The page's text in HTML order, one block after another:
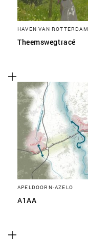
HAVEN VAN ROTTERDAM
Theemswegtracé
APELDOORN-AZELO
A1AA